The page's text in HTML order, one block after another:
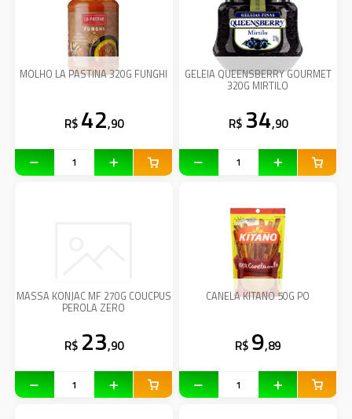
MOLHO LA PASTINA 320G FUNGHI
R$ 42,90
GELEIA QUEENSBERRY GOURMET
320G MIRTILO
R$ 34,90
MASSA KONJAC MF 270G COUCPUS
PEROLA ZERO
R$ 23,90
CANELA KITANO 50G PO
R$ 9,89